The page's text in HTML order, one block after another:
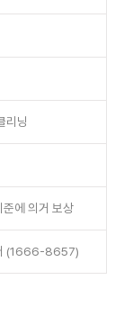
리닝
에 의거 보상
(1666-8657)